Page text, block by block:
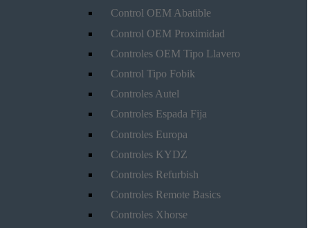
Control OEM Abatible
Control OEM Proximidad
Controles OEM Tipo Llavero
Control Tipo Fobik
Controles Autel
Controles Espada Fija
Controles Europa
Controles KYDZ
Controles Refurbish
Controles Remote Basics
Controles Xhorse